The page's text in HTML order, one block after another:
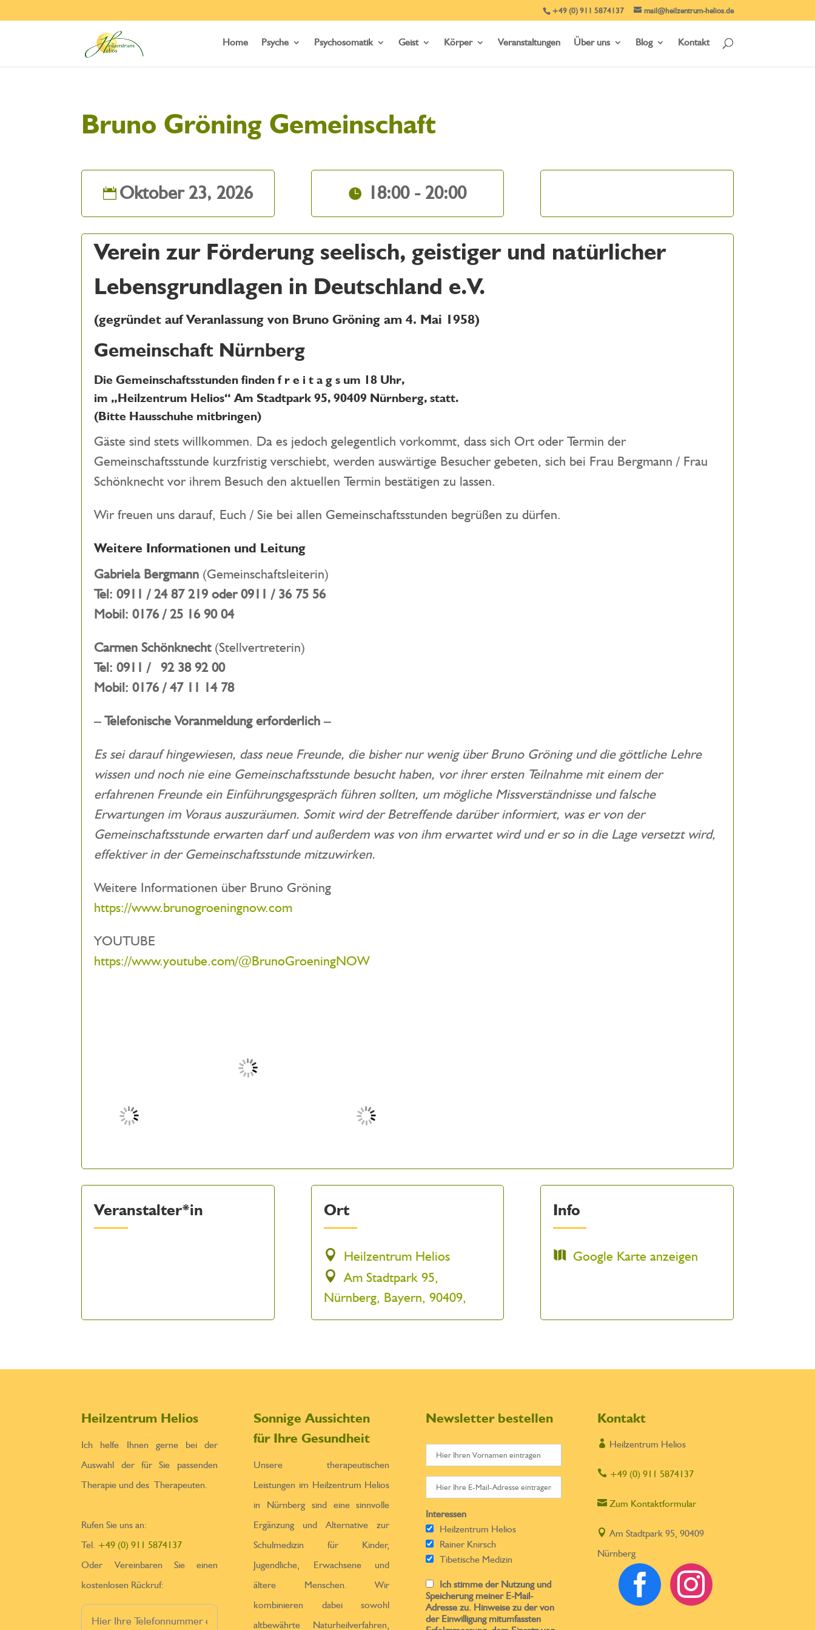
+49 (0) 911 5874137 mail@heilzentrum-helios.de
Home Psyche Psychosomatik Geist Körper Veranstaltungen Über uns Blog Kontakt
Bruno Gröning Gemeinschaft
Oktober 23, 2026 18:00 - 20:00
Verein zur Förderung seelisch, geistiger und natürlicher
Lebensgrundlagen in Deutschland e.V.
(gegründet auf Veranlassung von Bruno Gröning am 4. Mai 1958)
Gemeinschaft Nürnberg
Die Gemeinschaftsstunden findenf r e i t a g s um 18 Uhr,
im „Heilzentrum Helios“Am Stadtpark 95, 90409 Nürnberg, statt.
(Bitte Hausschuhe mitbringen)
Gäste sind stets willkommen. Da es jedoch gelegentlich vorkommt, dass sich Ort oder Termin der
Gemeinschaftsstunde kurzfristig verschiebt, werden auswärtige Besucher gebeten, sich bei Frau Bergmann / Frau
Schönknecht vor ihrem Besuch den aktuellen Termin bestätigen zu lassen.
Wir freuen uns darauf, Euch / Sie bei allen Gemeinschaftsstunden begrüßen zu dürfen.
Weitere Informationen und Leitung
Gabriela Bergmann (Gemeinschaftsleiterin)
Tel: 0911 / 24 87 219 oder0911 / 36 75 56
Mobil: 0176 / 25 16 90 04
Carmen Schönknecht(Stellvertreterin)
Tel: 0911 / 92 38 92 00
Mobil:0176 / 47 11 14 78
– Telefonische Voranmeldung erforderlich –
Es sei darauf hingewiesen, dass neue Freunde, die bisher nur wenig über Bruno Gröning und die göttliche Lehre
wissen und noch nie eine Gemeinschaftsstunde besucht haben, vor ihrer ersten Teilnahme mit einem der
erfahrenen Freunde ein Einführungsgespräch führen sollten, um mögliche Missverständnisse und falsche
Erwartungen im Voraus auszuräumen. Somit wird der Betreffende darüber informiert, was er von der
Gemeinschaftsstunde erwarten darf und außerdem was von ihm erwartet wird und er so in die Lage versetzt wird,
effektiver in der Gemeinschaftsstunde mitzuwirken.
Weitere Informationen über Bruno Gröning
https://www.brunogroeningnow.com
YOUTUBE
https://www.youtube.com/@BrunoGroeningNOW
Veranstalter*in Ort
Heilzentrum Helios
Am Stadtpark 95,
Nürnberg, Bayern, 90409,
Info
Google Karte anzeigen
Heilzentrum Helios
Ich helfe Ihnen gerne bei der
Auswahl der für Sie passenden
Therapie und des Therapeuten.
Rufen Sie uns an:
Tel. +49 (0) 911 5874137
Oder Vereinbaren Sie einen
kostenlosen Rückruf:
Sonnige Aussichten
für Ihre Gesundheit
Unsere therapeutischen
Leistungen im Heilzentrum Helios
in Nürnberg sind eine sinnvolle
Ergänzung und Alternative zur
Schulmedizin für Kinder,
Jugendliche, Erwachsene und
ältere Menschen. Wir
kombinieren dabei sowohl
altbewährte Naturheilverfahren,
Newsletter bestellen
Interessen
Heilzentrum Helios
Rainer Knirsch
Tibetische Medizin
Ich stimme der Nutzung und
Speicherung meiner E-Mail-
Adresse zu. Hinweise zu der von
der Einwilligung mitumfassten
Kontakt
 Heilzentrum Helios
 +49 (0) 911 5874137
 Zum Kontaktformular
 Am Stadtpark 95, 90409
Nürnberg
 